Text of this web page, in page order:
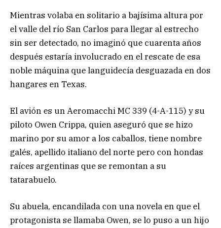
Mientras volaba en solitario a bajísima altura por
el valle del río San Carlos para llegar al estrecho
sin ser detectado, no imaginó que cuarenta años
después estaría involucrado en el rescate de esa
noble máquina que languidecía desguazada en dos
hangares en Texas.
El avión es un Aeromacchi MC 339 (4-A-115) y su
piloto Owen Crippa, quien aseguró que se hizo
marino por su amor a los caballos, tiene nombre
galés, apellido italiano del norte pero con hondas
raíces argentinas que se remontan a su
tatarabuelo.
Su abuela, encandilada con una novela en que el
protagonista se llamaba Owen, se lo puso a un hijo